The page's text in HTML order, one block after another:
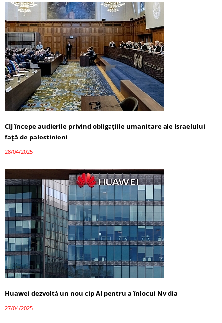
CIJ începe audierile privind obligațiile umanitare ale Israelului
față de palestinieni
28/04/2025
Huawei dezvoltă un nou cip AI pentru a înlocui Nvidia
27/04/2025